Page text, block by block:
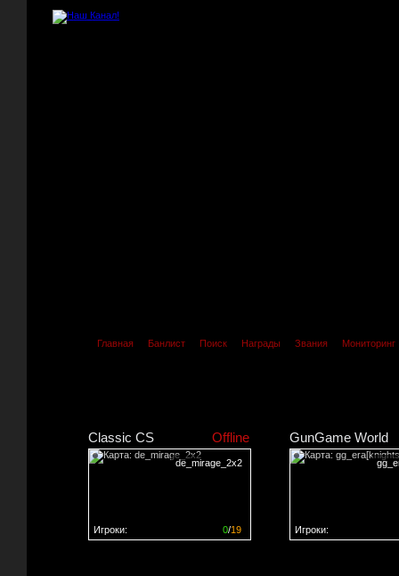
Главная Банлист Поиск Награды Звания Мониторинг
Classic CS Offline
de_mirage_2x2
0/19
Игроки:
GunGame World
Игроки: